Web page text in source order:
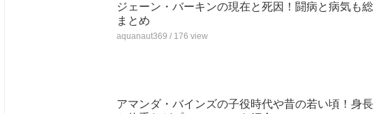
ジェーン・バーキンの現在と死因！闘病と病気も総
まとめ
aquanaut369 / 176 view
アマンダ・バインズの子役時代や昔の若い頃！身長